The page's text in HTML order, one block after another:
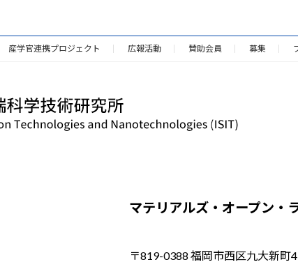
産学官連携プロジェクト 広報活動 賛助会員 募集
マテリアルズ・オープン・
〒819-0388 福岡市西区九大新町